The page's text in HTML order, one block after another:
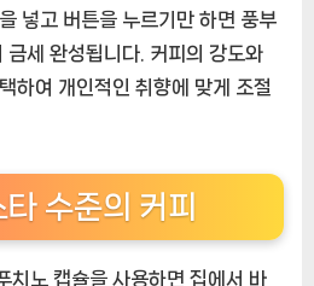
넣고 버튼을 누르기만 하면 풍부
금세 완성됩니다. 커피의 강도와
하여 개인적인 취향에 맞게 조절
수준의 커피
치노 캡슐을 사용하면 집에서 바